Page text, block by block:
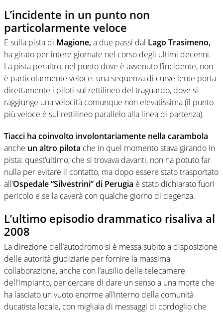
L’incidente in un punto non
particolarmente veloce
E sulla pista di Magione,a due passi dal Lago Trasimeno,
ha girato per intere giornate nel corso degli ultimi decenni.
La pista peraltro, nel punto dove è avvenuto l’incidente, non
è particolarmente veloce: una sequenza di curve lente porta
direttamente i piloti sul rettilineo del traguardo, dove si
raggiunge una velocità comunque non elevatissima (il punto
più veloce è sul rettilineo parallelo alla linea di partenza).
Tiacci ha coinvolto involontariamente nella carambola
anche un altro pilota che in quel momento stava girando in
pista: quest’ultimo, che si trovava davanti, non ha potuto far
nulla per evitare il contatto, ma dopo essere stato trasportato
all’Ospedale “Silvestrini” di Perugia è stato dichiarato fuori
pericolo e se la caverà con qualche giorno di degenza.
L’ultimo episodio drammatico risaliva al
2008
La direzione dell’autodromo si è messa subito a disposizione
delle autorità giudiziarie per fornire la massima
collaborazione, anche con l’ausilio delle telecamere
dell’impianto, per cercare di dare un senso a una morte che
ha lasciato un vuoto enorme all’interno della comunità
ducatista locale, con migliaia di messaggi di cordoglio che